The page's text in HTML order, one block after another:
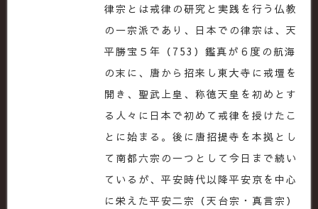
律宗とは戒律の研究と実践を行う仏教
の一宗派であり、日本での律宗は、天
平勝宝５年（753）鑑真が６度の航海
の末に、唐から招来し東大寺に戒壇を
開き、聖武上皇、称徳天皇を初めとす
る人々に日本で初めて戒律を授けたこ
とに始まる。後に唐招提寺を本拠とし
て南都六宗の一つとして今日まで続い
ているが、平安時代以降平安京を中心
に栄えた平安二宗（天台宗・真言宗）